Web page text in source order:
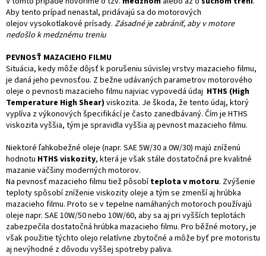
Aby tento prípad nenastal, pridávajú sa do motorových
olejov vysokotlakové prísady. Zásadné je zabrániť, aby v motore
nedošlo k medznému treniu
PEVNOSŤ MAZACIEHO FILMU
Situácia, kedy môže dôjsť k porušeniu súvislej vrstvy mazacieho filmu,
je daná jeho pevnosťou. Z bežne udávaných parametrov motorového
oleje o pevnosti mazacieho filmu najviac vypovedá údaj HTHS (High
Temperature High Shear) viskozita. Je škoda, že tento údaj, ktorý
vyplíva z výkonových špecifikácí je často zanedbávaný. Čím je HTHS
viskozita vyššia, tým je spravidla vyššia aj pevnost mazacieho filmu.
Niektoré ľahkobežné oleje (napr. SAE 5W/30 a 0W/30) majú zníženú
hodnotu HTHS viskozity, která je však stále dostatočná pre kvalitné
mazanie väčšiny moderných motorov.
Na pevnosť mazacieho filmu tiež pôsobíteplota v motoru. Zvýšenie
teploty spôsobí zníženie viskozity oleje a tým se zmenší aj hrúbka
mazacieho filmu. Proto se v tepelne namáhaných motoroch používajú
oleje napr. SAE 10W/50 nebo 10W/60, aby sa aj pri vyšších teplotách
zabezpečila dostatočná hrúbka mazacieho filmu. Pro běžné motory, je
však použitie týchto olejo relatívne zbytočné a môže byť pre motoristu
aj nevýhodné z dôvodu vyššej spotreby paliva.